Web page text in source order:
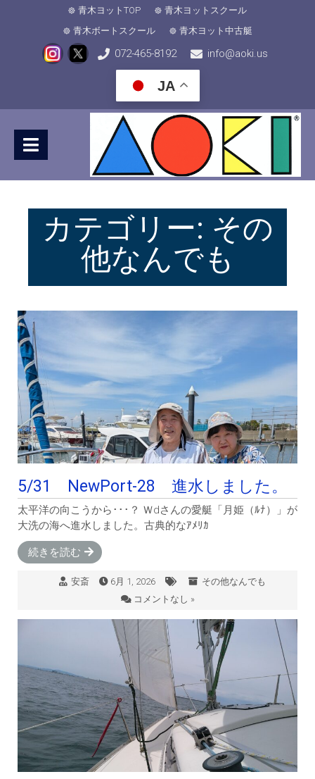
青木ヨットTOP
青木ヨットスクール
青木ボートスクール
青木ヨット中古艇
072-465-8192 info@aoki.us
JA
カテゴリー: その
他なんでも
5/31 NewPort-28 進水しました。
太平洋の向こうから･･･？ Ｗdさんの愛艇「月姫（ﾙﾅ）」が
大洗の海へ進水しました。古典的なｱﾒﾘｶ
続きを読む
安斎 6月 1, 2026
その他なんでも
コメントなし »